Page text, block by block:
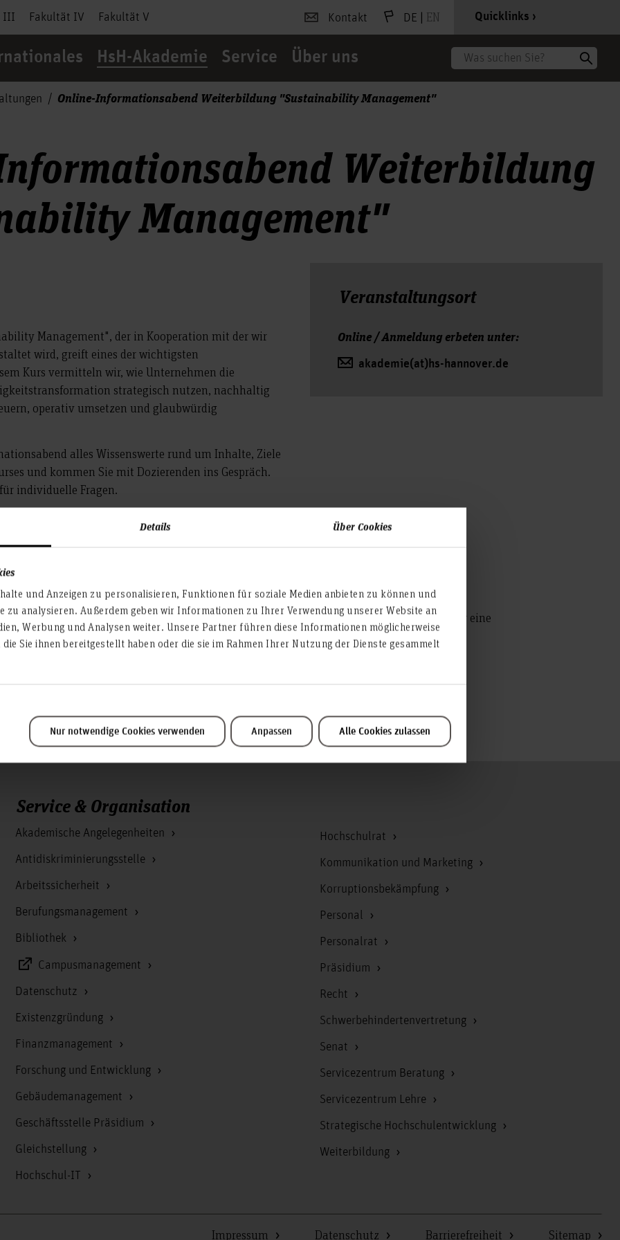
Details Über Cookies
und Anzeigen zu personalisieren, Funktionen für soziale Medien anbieten zu können und
zu analysieren. Außerdem geben wir Informationen zu Ihrer Verwendung unserer Website an
Werbung und Analysen weiter. Unsere Partner führen diese Informationen möglicherweise
Sie ihnen bereitgestellt haben oder die sie im Rahmen Ihrer Nutzung der Dienste gesammelt
Nur notwendige Cookies verwenden Anpassen Alle Cookies zulassen
III Fakultät IV Fakultät V Kontakt DE | EN Quicklinks
HsH-Akademie Service Über uns Suche
Online-Informationsabend Weiterbildung "Sustainability Management"
Weiterbildung
Management"
Management", der in Kooperation mit der wir
wird, greift eines der wichtigsten
Kurs vermitteln wir, wie Unternehmen die
strategisch nutzen, nachhaltig
operativ umsetzen und glaubwürdig
alles Wissenswerte rund um Inhalte, Ziele
und kommen Sie mit Dozierenden ins Gespräch.
individuelle Fragen.
Veranstal­tungs­ort
Online / Anmeldung erbeten unter:
akademie(at)hs-hannover.de
Der Infoabend findet online statt.
akademie(at)hs-hannover.de
formlos an.
Service & Organisation
Akademische Angelegenheiten
Antidiskriminierungsstelle
Arbeitssicherheit
Berufungsmanagement
Bibliothek
Campusmanagement
Datenschutz
Existenzgründung
Finanzmanagement
Forschung und Entwicklung
Gebäudemanagement
Geschäftsstelle Präsidium
Gleichstellung
Hochschul-IT
Hochschulrat
Kommunikation und Marketing
Korruptionsbekämpfung
Personal
Personalrat
Präsidium
Recht
Schwerbehindertenvertretung
Senat
Servicezentrum Beratung
Servicezentrum Lehre
Strategische Hochschulentwicklung
Weiterbildung
Impressum Datenschutz Barrierefreiheit Sitemap